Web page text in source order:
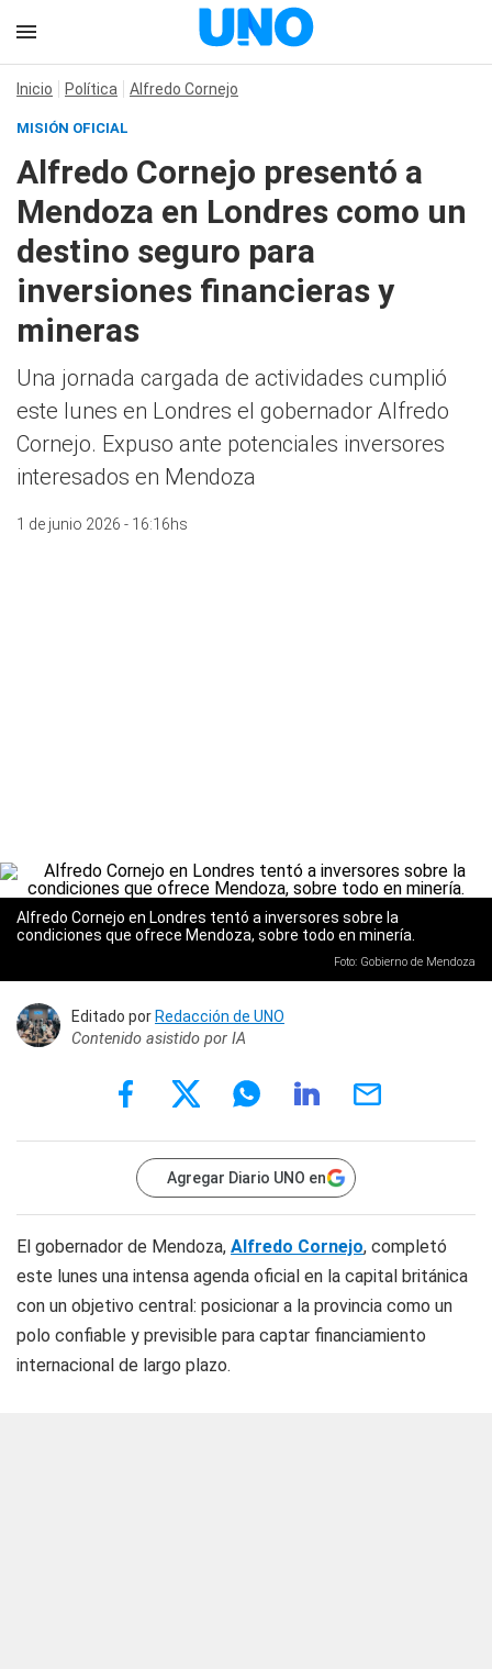
Inicio Política Alfredo Cornejo
MISIÓN OFICIAL
Alfredo Cornejo presentó a
Mendoza en Londres como un
destino seguro para
inversiones financieras y
mineras
Una jornada cargada de actividades cumplió
este lunes en Londres el gobernador Alfredo
Cornejo. Expuso ante potenciales inversores
interesados en Mendoza
1 de junio 2026 - 16:16hs
Alfredo Cornejo en Londres tentó a inversores sobre la
condiciones que ofrece Mendoza, sobre todo en minería.
Foto: Gobierno de Mendoza
Editado porRedacción de UNO
Contenido asistido por IA
Agregar Diario UNO en
El gobernador de Mendoza, Alfredo Cornejo, completó
este lunes una intensa agenda oficial en la capital británica
con un objetivo central: posicionar a la provincia como un
polo confiable y previsible para captar financiamiento
internacional de largo plazo.